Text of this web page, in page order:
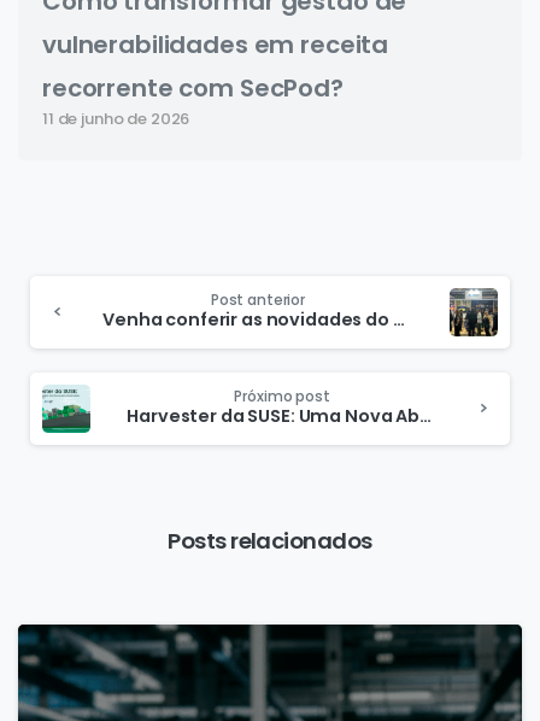
vulnerabilidades em receita
recorrente com SecPod?
11 de junho de 2026
Post anterior
Venha conferir as novidades do Mind The Sec 2024!
Próximo post
Harvester da SUSE: Uma Nova Abordagem Open Source para Infraestruturas Hiperconvergentes
Posts relacionados